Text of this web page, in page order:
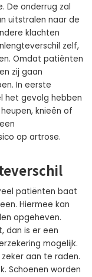
De onderrug zal
uitstralen naar de
klachten
zelf,
Omdat patiënten
zij gaan
In eerste
het gevolg hebben
knieën of
op artrose.
patiënten baat
Hiermee kan
opgeheven.
dan is er een
mogelijk.
aan te raden.
Schoenen worden